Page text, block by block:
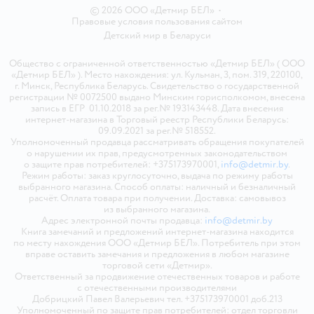
© 2026 ООО «Детмир БЕЛ» •
Правовые условия пользования сайтом
Детский мир в Беларуси
Общество с ограниченной ответственностью «Детмир БЕЛ» ( ООО
«Детмир БЕЛ» ). Место нахождения: ул. Кульман, 3, пом. 319, 220100,
г. Минск, Республика Беларусь. Свидетельство о государственной
регистрации № 0072500 выдано Минским горисполкомом, внесена
запись в ЕГР 01.10.2018 за рег.№ 193143448. Дата внесения
интернет-магазина в Торговый реестр Республики Беларусь:
09.09.2021 за рег.№ 518552.
Уполномоченный продавца рассматривать обращения покупателей
о нарушении их прав, предусмотренных законодательством
о защите прав потребителей: +375173970001, info@detmir.by.
Режим работы: заказ круглосуточно, выдача по режиму работы
выбранного магазина. Способ оплаты: наличный и безналичный
расчёт. Оплата товара при получении. Доставка: самовывоз
из выбранного магазина.
Адрес электронной почты продавца: info@detmir.by
Книга замечаний и предложений интернет-магазина находится
по месту нахождения ООО «Детмир БЕЛ». Потребитель при этом
вправе оставить замечания и предложения в любом магазине
торговой сети «Детмир».
Ответственный за продвижение отечественных товаров и работе
с отечественными производителями
Добрицкий Павел Валерьевич тел. +375173970001 доб.213
Уполномоченный по защите прав потребителей: отдел торговли